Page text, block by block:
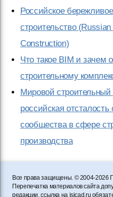
Российское бережливое
строительство (Russian
Construction)
Что такое BIM и зачем
строительному
Мировой строительный
российская отсталость
сообщества в сфере
производства
Все права защищены. © 2004-2026
Перепечатка материалов сайта
редакции, ссылка на isicad.ru